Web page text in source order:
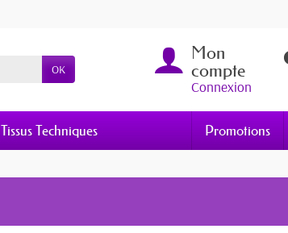
OK
Mon
compte
Connexion
Tissus Techniques Promotions